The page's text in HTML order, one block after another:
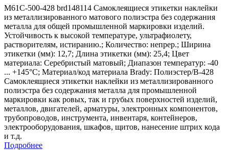
M61C-500-428 brd148114 Самоклеящиеся этикетки наклейки
из металлизированного матового полиэстра без содержания
металла для общей промышленной маркировки изделий.
Устойчивость к высокой температуре, ультрафиолету,
растворителям, истиранию.; Количество: непрер.; Ширина
этикетки (мм): 12,7; Длина этикетки (мм): 25,4; Цвет
материала: Серебристый матовый; Диапазон температур: -40
... +145°С; Материал/код материала Brady: Полиэстер/В-428
Самоклеящиеся этикетки наклейки из металлизированного
полиэстра без содержания металла для промышленной
маркировки как ровых, так и грубых поверхностей изделий,
металлов, двигателей, арматуры, электронных компонентов,
трубопроводов, инструмента, инвентаря, контейнеров,
электрооборудования, шкафов, щитов, нанесение штрих кода
и т.д.
Подробнее